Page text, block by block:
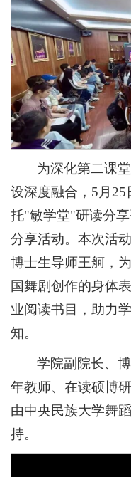
为深化第二课
设深度融合，5月
托"敏学堂"研读分
分享活动。本次活
博士生导师王舸，
国舞剧创作的身体
业阅读书目，助力
知。
学院副院长、
年教师、在读硕博
由中央民族大学舞
持。